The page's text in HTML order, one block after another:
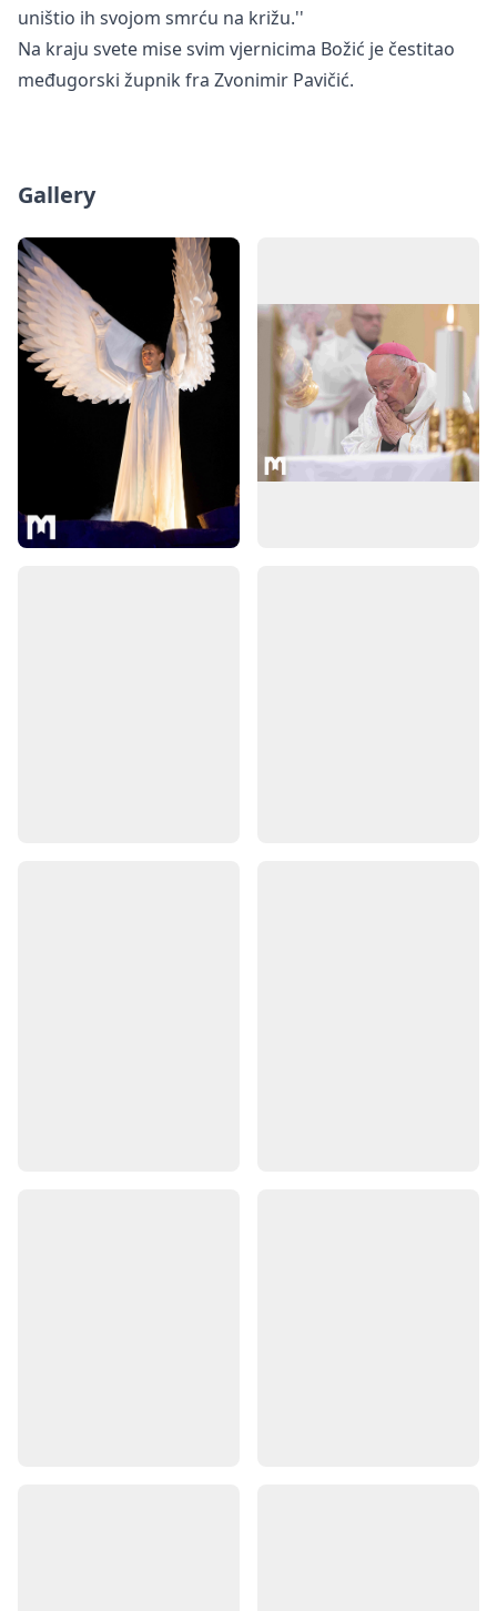
uništio ih svojom smrću na križu.''
Na kraju svete mise svim vjernicima Božić je čestitao
međugorski župnik fra Zvonimir Pavičić.
Gallery